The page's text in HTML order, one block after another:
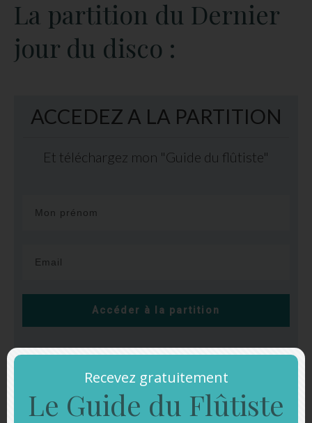
La partition du Dernier
jour du disco :
ACCEDEZ A LA PARTITION
Et téléchargez mon "Guide du flûtiste"
Accéder à la partition
Recevez gratuitement
Le Guide du Flûtiste